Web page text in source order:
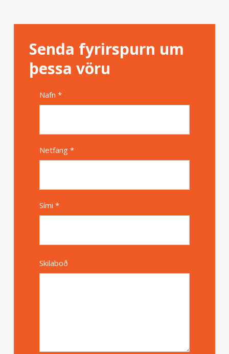
Senda fyrirspurn um
þessa vöru
Nafn *
Netfang *
Sími *
Skilaboð